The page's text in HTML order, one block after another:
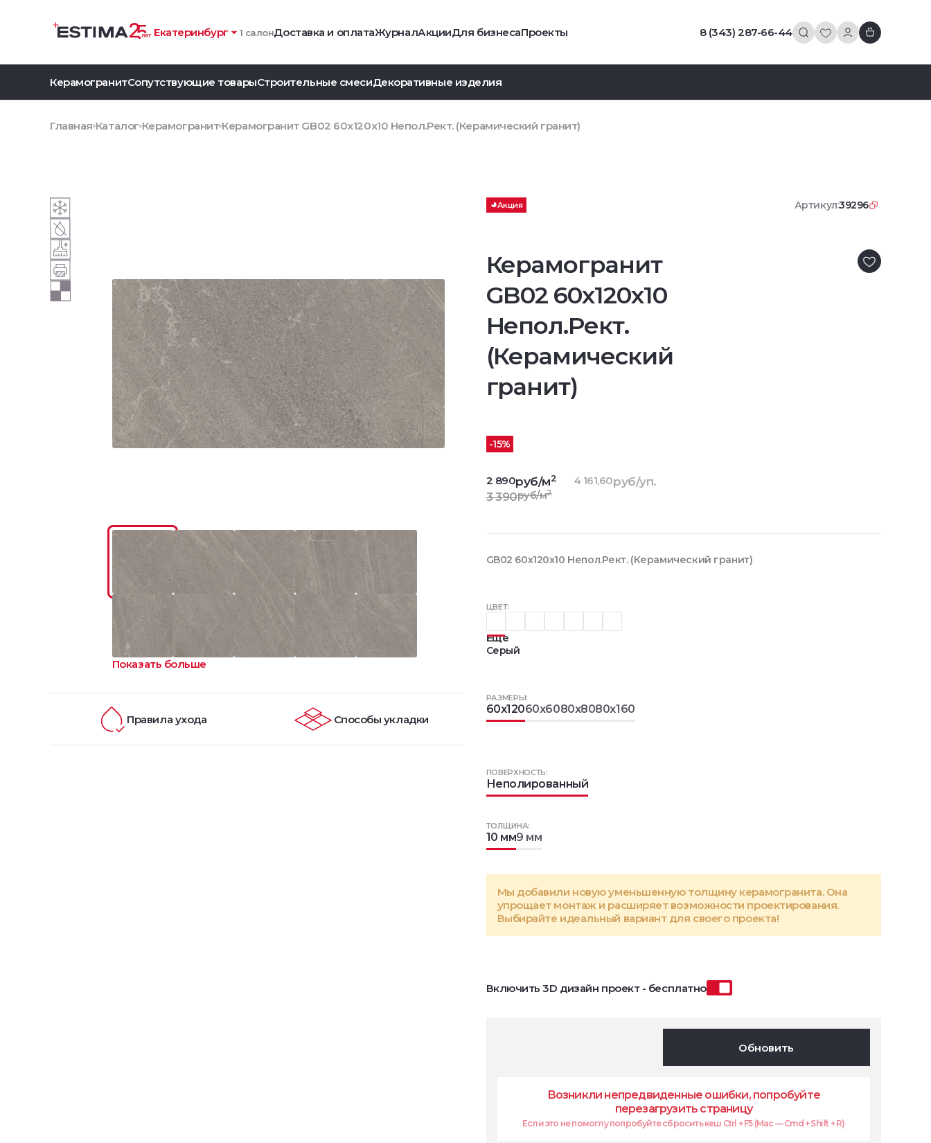
Екатеринбург 1 салонДоставка и оплатаЖурналАкцииДля бизнесаПроекты 8 (343) 287-66-44
КерамогранитСопутствующие товарыСтроительные смесиДекоративные изделия
Главная Каталог Керамогранит Керамогранит GB02 60x120x10 Непол.Рект. (Керамический гранит)
Акция Артикул:39296
Показать больше
Керамогранит
GB02 60x120x10
Непол.Рект.
(Керамический
гранит)
ЦВЕТ:
Еще
Серый
РАЗМЕРЫ:
60x12060x6080x8080x160
ТОЛЩИНА:
10 мм9 мм
ПОВЕРХНОСТЬ:
Неполированный
Мы добавили новую уменьшенную толщину керамогранита. Она
упрощает монтаж и расширяет возможности проектирования.
Выбирайте идеальный вариант для своего проекта!
Включить 3D дизайн проект - бесплатно
-15%
2 890руб/м2
3 390руб/м2
4 161,60руб/уп.
Обновить
Возникли непредвиденные ошибки, попробуйте
перезагрузить страницу
Если это не помоглу попробуйте сбросить кеш Ctrl + F5 (Mac — Cmd + Shift + R)
GB02 60x120x10 Непол.Рект. (Керамический гранит)
Правила ухода Способы укладки